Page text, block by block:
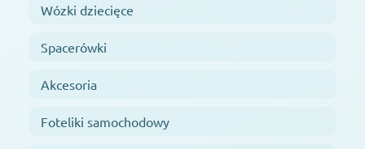
Wózki dziecięce
Spacerówki
Akcesoria
Foteliki samochodowy